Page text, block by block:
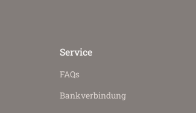
Service
FAQs
Bankverbindung